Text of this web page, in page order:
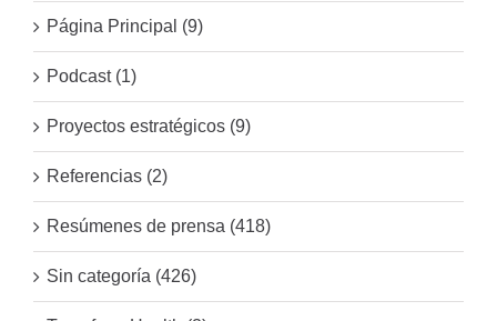
Página Principal (9)
Podcast (1)
Proyectos estratégicos (9)
Referencias (2)
Resúmenes de prensa (418)
Sin categoría (426)